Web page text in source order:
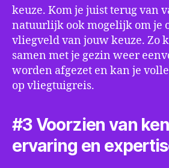
keuze. Kom je juist terug van
natuurlijk ook mogelijk om je
vliegveld van jouw keuze. Zo
samen met je gezin weer
worden afgezet en kan je
op vliegtuigreis.
#3 Voorzien van
ervaring en